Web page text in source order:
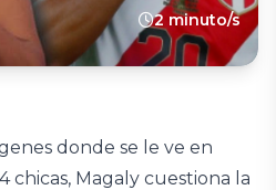
2 minuto/s
donde se le ve en
chicas, Magaly cuestiona la